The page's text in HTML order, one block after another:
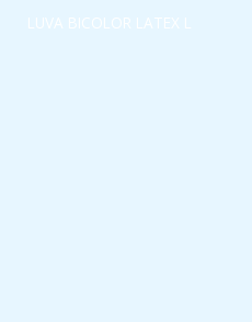
LUVA BICOLOR LATEX L